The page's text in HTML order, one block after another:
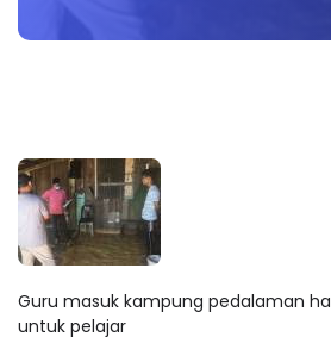
Guru masuk kampung pedalaman
untuk pelajar